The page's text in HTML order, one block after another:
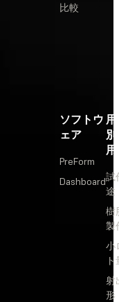
比較
ソフトウ
ェア
PreForm
Dashboard試
途
樹
製
小
射
形